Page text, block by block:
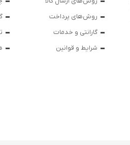
روش‌های پرداخت
گارانتی و خدمات
شرایط و قوانین